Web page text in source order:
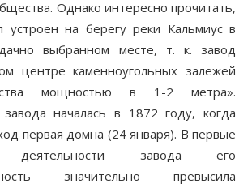
Однако интересно прочитать,
устроен на берегу реки Кальмиус в
выбранном месте, т. к. завод
центре каменноугольных залежей
мощностью в 1-2 метра».
завода началась в 1872 году, когда
первая домна (24 января). В первые
завода его
значительно превысила